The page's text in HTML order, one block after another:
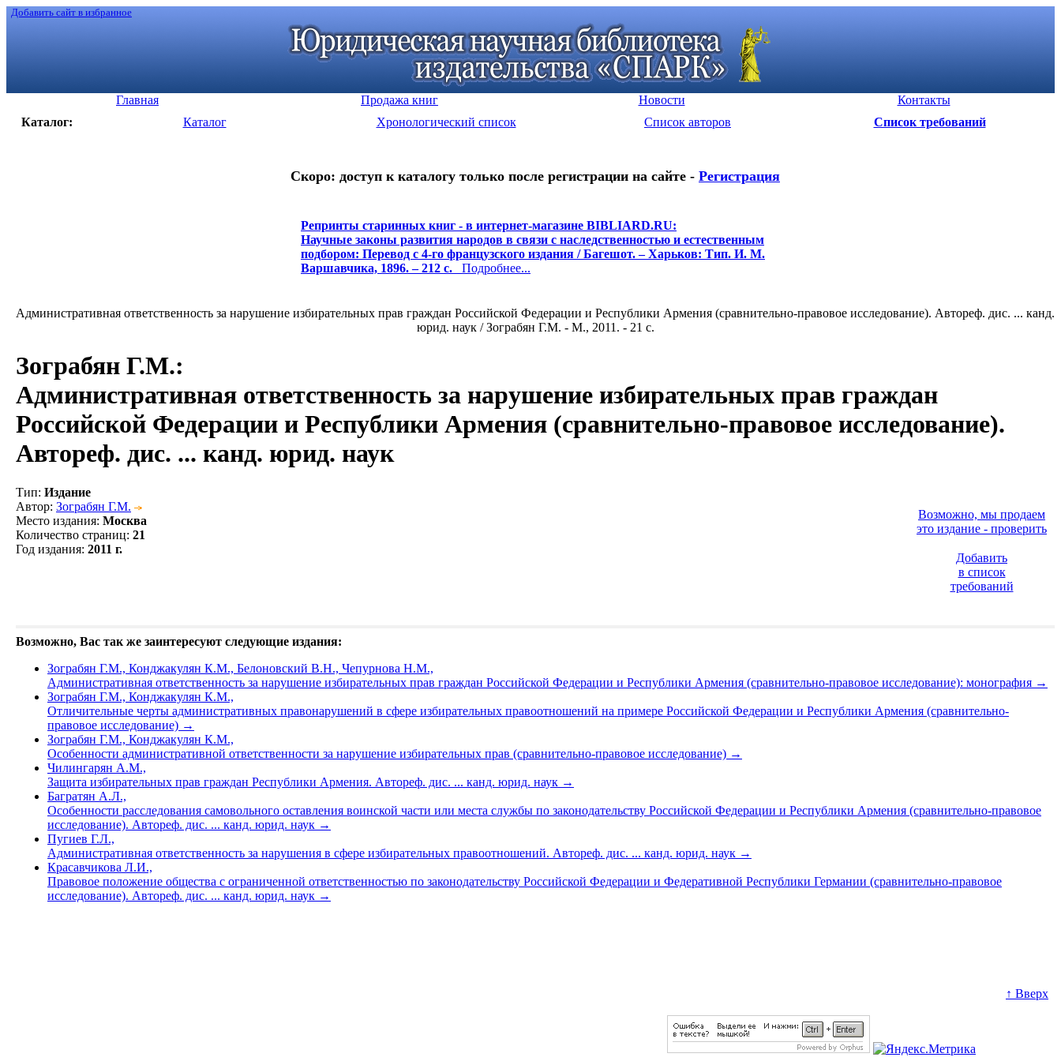
Добавить сайт в избранное
Главная Продажа книг Новости
Контакты
Каталог:
Каталог Хронологический список Список авторов Список требований
Скоро: доступ к каталогу только после регистрации на сайте - Регистрация
Репринты старинных книг - в интернет-магазине BIBLIARD.RU:
Научные законы развития народов в связи с наследственностью и естественным
подбором: Перевод с 4-го французского издания / Багешот. – Харьков: Тип. И. М.
Варшавчика, 1896. – 212 с. Подробнее...
Административная ответственность за нарушение избирательных прав граждан Российской Федерации и Республики Армения (сравнительно-правовое исследование). Автореф. дис. ... канд.
юрид. наук / Зограбян Г.М. - М., 2011. - 21 c.
Зограбян Г.М.:
Административная ответственность за нарушение избирательных прав граждан
Российской Федерации и Республики Армения (сравнительно-правовое исследование).
Автореф. дис. ... канд. юрид. наук
Тип: Издание
Автор: Зограбян Г.М.
Место издания: Москва
Количество страниц: 21
Год издания: 2011 г.
Возможно, мы продаем
это издание - проверить
Добавить
в список
требований
Возможно, Вас так же заинтересуют следующие издания:
Зограбян Г.М., Конджакулян К.М., Белоновский В.Н., Чепурнова Н.М.,
Административная ответственность за нарушение избирательных прав граждан Российской Федерации и Республики Армения (сравнительно-правовое исследование): монография →
Зограбян Г.М., Конджакулян К.М.,
Отличительные черты административных правонарушений в сфере избирательных правоотношений на примере Российской Федерации и Республики Армения (сравнительно-
правовое исследование) →
Зограбян Г.М., Конджакулян К.М.,
Особенности административной ответственности за нарушение избирательных прав (сравнительно-правовое исследование) →
Чилингарян А.М.,
Защита избирательных прав граждан Республики Армения. Автореф. дис. ... канд. юрид. наук →
Багратян А.Л.,
Особенности расследования самовольного оставления воинской части или места службы по законодательству Российской Федерации и Республики Армения (сравнительно-правовое
исследование). Автореф. дис. ... канд. юрид. наук →
Пугиев Г.Л.,
Административная ответственность за нарушения в сфере избирательных правоотношений. Автореф. дис. ... канд. юрид. наук →
Красавчикова Л.И.,
Правовое положение общества с ограниченной ответственностью по законодательству Российской Федерации и Федеративной Республики Германии (сравнительно-правовое
исследование). Автореф. дис. ... канд. юрид. наук →
↑ Вверх